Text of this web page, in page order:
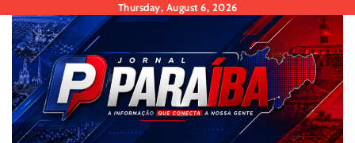
content
Thursday, August 6, 2026